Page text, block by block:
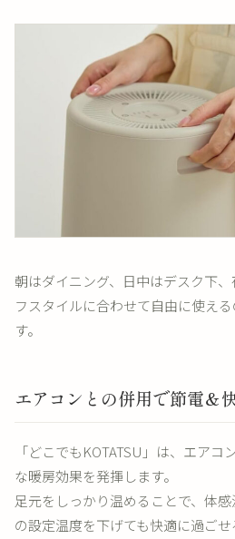
朝はダイニング、日中はデスク下
フスタイルに合わせて自由に使え
す。
エアコンとの併用で節電＆
「どこでもKOTATSU」は、エア
な暖房効果を発揮します。
足元をしっかり温めることで、体
の設定温度を下げても快適に過ご